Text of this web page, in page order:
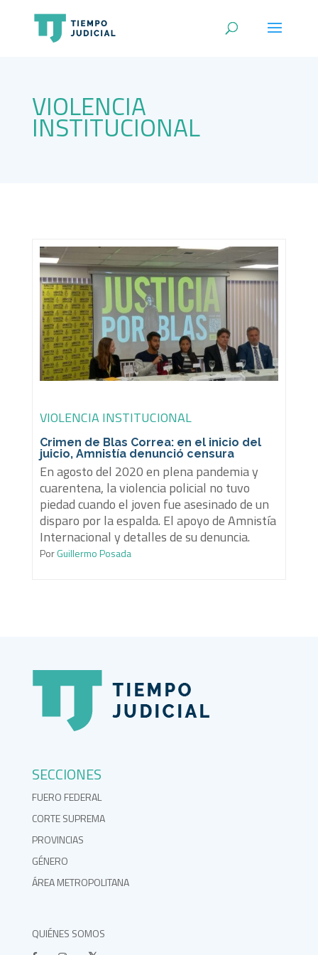
VIOLENCIA
INSTITUCIONAL
VIOLENCIA INSTITUCIONAL
Crimen de Blas Correa: en el inicio del
juicio, Amnistía denunció censura
En agosto del 2020 en plena pandemia y
cuarentena, la violencia policial no tuvo
piedad cuando el joven fue asesinado de un
disparo por la espalda. El apoyo de Amnistía
Internacional y detalles de su denuncia.
PorGuillermo Posada
SECCIONES
FUERO FEDERAL
CORTE SUPREMA
PROVINCIAS
GÉNERO
ÁREA METROPOLITANA
QUIÉNES SOMOS